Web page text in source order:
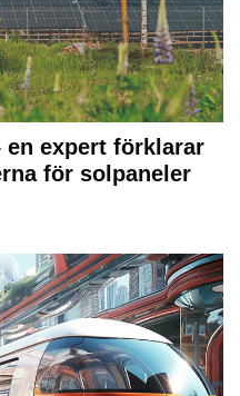
en expert förklarar
för solpaneler